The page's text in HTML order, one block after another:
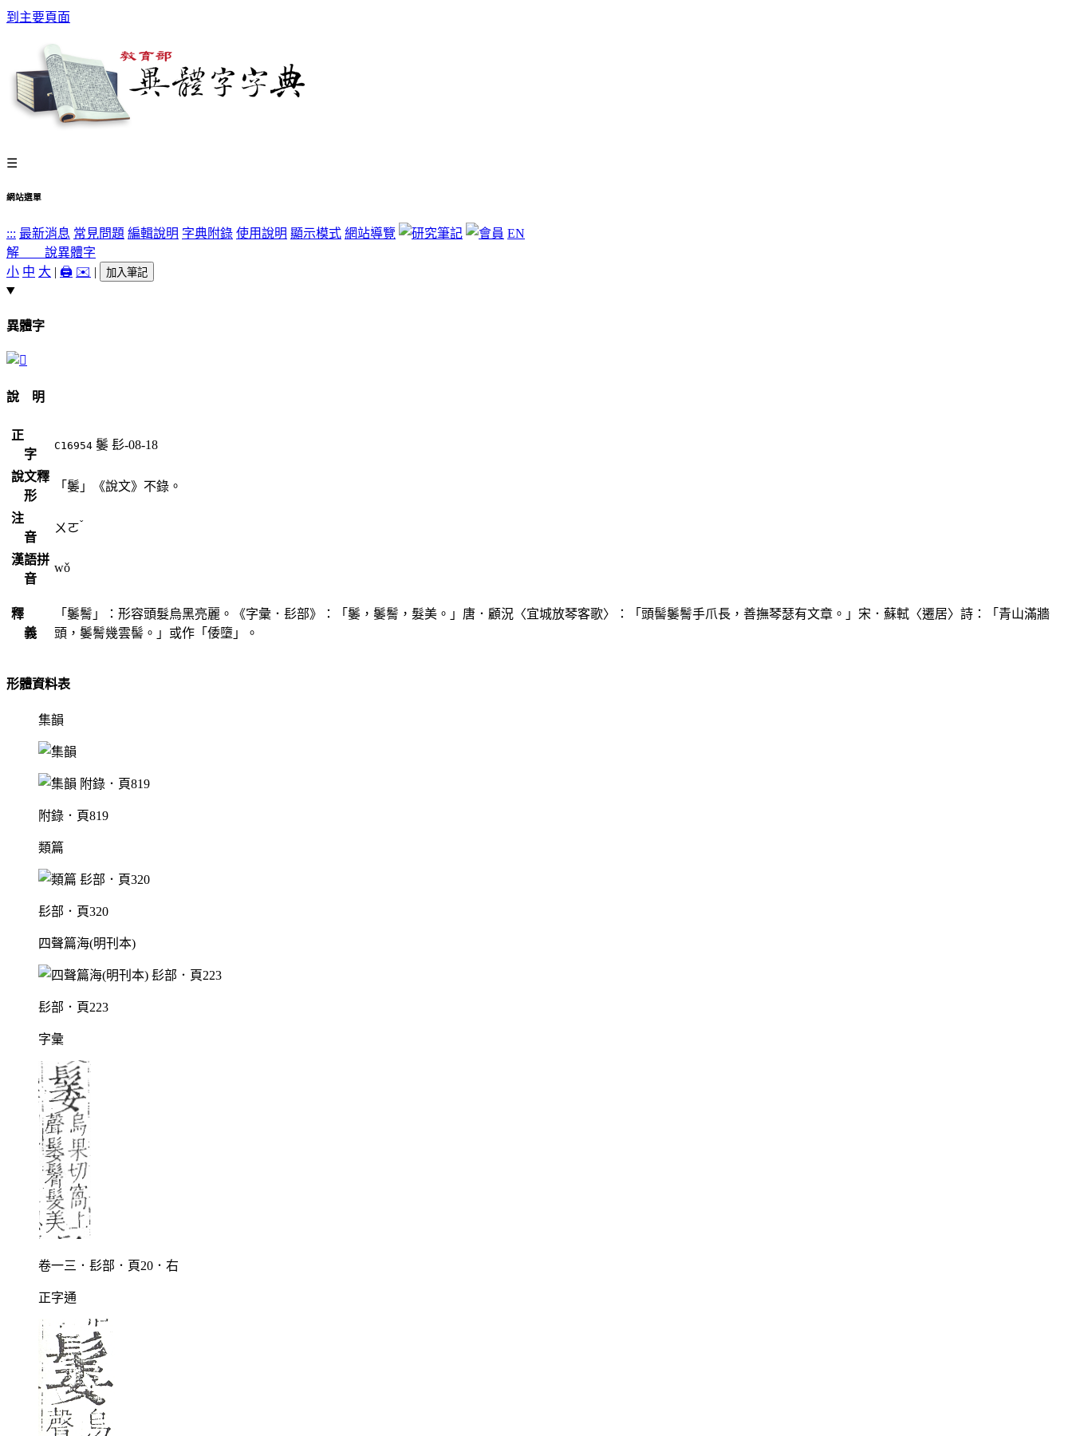
到主要頁面
☰
網站選單
::: 最新消息 常見問題 編輯說明 字典附錄 使用說明 顯示模式 網站導覽
EN
解 說異體字
小 中 大 | 🖨️ ✉️ | 加入筆記
異體字
說 明
正
字
C16954 䰀 髟-08-18
說文釋
形
「䰀」《說文》不錄。
注
音
ㄨㄛˇ
漢語拼
音
wǒ
釋
義
「䰀鬌」：形容頭髮烏黑亮麗。《字彙．髟部》：「䰀，䰀鬌，髮美。」唐．顧況〈宜城放琴客歌〉：「頭髻䰀鬌手爪長，善撫琴瑟有文章。」宋．蘇軾〈遷居〉詩：「青山滿牆
頭，䰀鬌幾雲髻。」或作「倭墮」。
形體資料表
集韻
附錄．頁819
類篇
髟部．頁320
四聲篇海(明刊本)
髟部．頁223
字彙
卷一三．髟部．頁20．右
正字通